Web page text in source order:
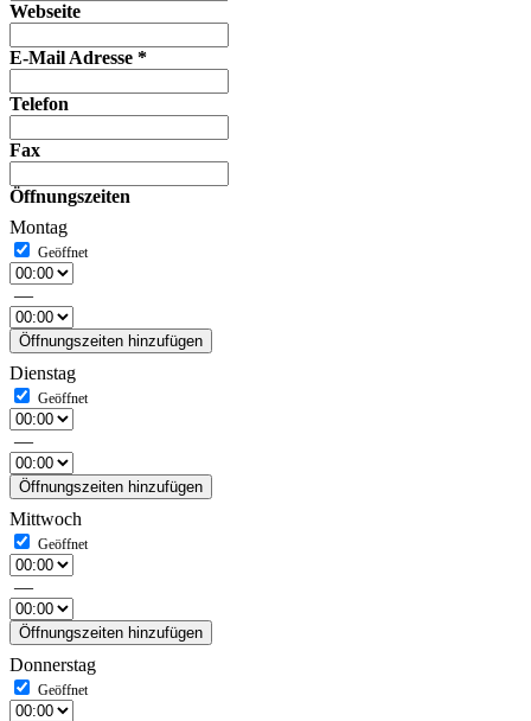
Webseite
E-Mail Adresse *
Telefon
Fax
Öffnungszeiten
Montag
—
Öffnungszeiten hinzufügen
Dienstag
—
Öffnungszeiten hinzufügen
Mittwoch
—
Öffnungszeiten hinzufügen
Donnerstag